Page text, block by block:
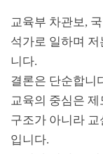
교육부 차관보,
석가로 일하며
니다.
결론은 단순합니
교육의 중심은
구조가 아니라 교
입니다.